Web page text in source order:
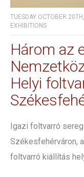
TUESDAY OCTOBER
EXHIBITIONS
Három az
Helyi
Igazi foltvarró
Székesfehérváron,
foltvarró kiállítás